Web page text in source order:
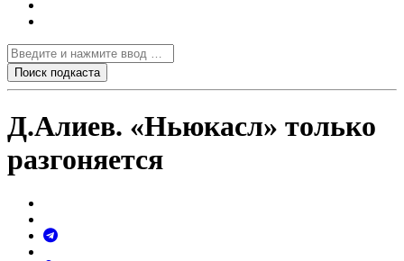
Д.Алиев. «Ньюкасл» только
разгоняется